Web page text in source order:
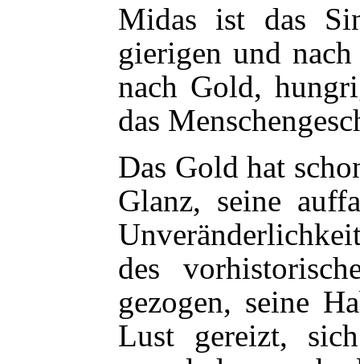
Midas ist das
gierigen und
nach Gold,
das
Das Gold hat
Glanz, seine
des
gezogen, seine
Lust gereizt,